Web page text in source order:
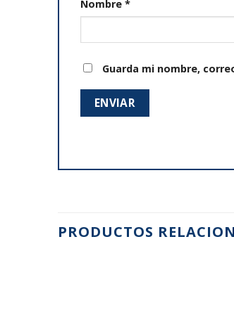
Nombre *
Guarda mi nombre,
PRODUCTOS